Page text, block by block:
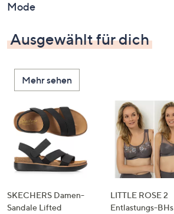
Pfeiltasten
oben
und
nach
unten
oder
wischen
Sie
Touch-
Geräten
links
bzw.
Mode
Ausgewählt für dich
Mehr sehen
SKECHERS Damen-
Sandale Lifted
LITTLE ROSE 2
Entlastungs-BHs